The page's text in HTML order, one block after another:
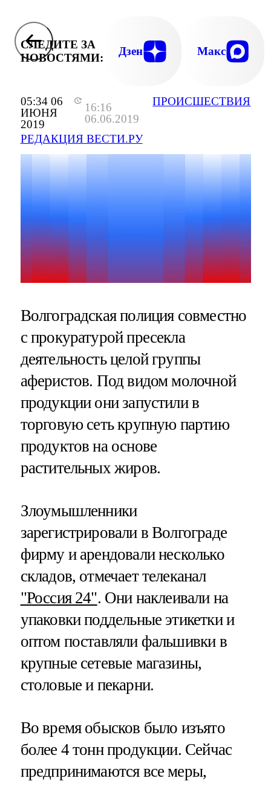
05:34 06
ИЮНЯ
2019
16:16
06.06.2019
РЕДАКЦИЯ ВЕСТИ.РУ
ПРОИСШЕСТВИЯ
СЛЕДИТЕ ЗА
НОВОСТЯМИ:
Дзен Макс
Волгоградская полиция совместно
с прокуратурой пресекла
деятельность целой группы
аферистов. Под видом молочной
продукции они запустили в
торговую сеть крупную партию
продуктов на основе
растительных жиров.
Злоумышленники
зарегистрировали в Волгограде
фирму и арендовали несколько
складов, отмечает телеканал
"Россия 24". Они наклеивали на
упаковки поддельные этикетки и
оптом поставляли фальшивки в
крупные сетевые магазины,
столовые и пекарни.
Во время обысков было изъято
более 4 тонн продукции. Сейчас
предпринимаются все меры,